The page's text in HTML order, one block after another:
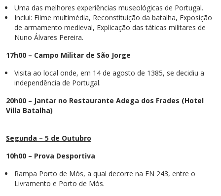
Uma das melhores experiências museológicas de Portugal.
Inclui: Filme multimédia, Reconstituição da batalha, Exposição
de armamento medieval, Explicação das táticas militares de
Nuno Álvares Pereira.
17h00 – Campo Militar de São Jorge
Visita ao local onde, em 14 de agosto de 1385, se decidiu a
independência de Portugal.
20h00 – Jantar no Restaurante Adega dos Frades (Hotel
Villa Batalha)
Segunda – 5 de Outubro
10h00 – Prova Desportiva
Rampa Porto de Mós, a qual decorre na EN 243, entre o
Livramento e Porto de Mós.